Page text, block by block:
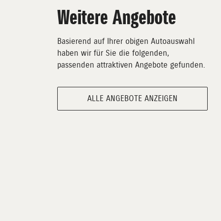
Weitere Angebote
Basierend auf Ihrer obigen Autoauswahl
haben wir für Sie die folgenden,
passenden attraktiven Angebote gefunden.
ALLE ANGEBOTE ANZEIGEN